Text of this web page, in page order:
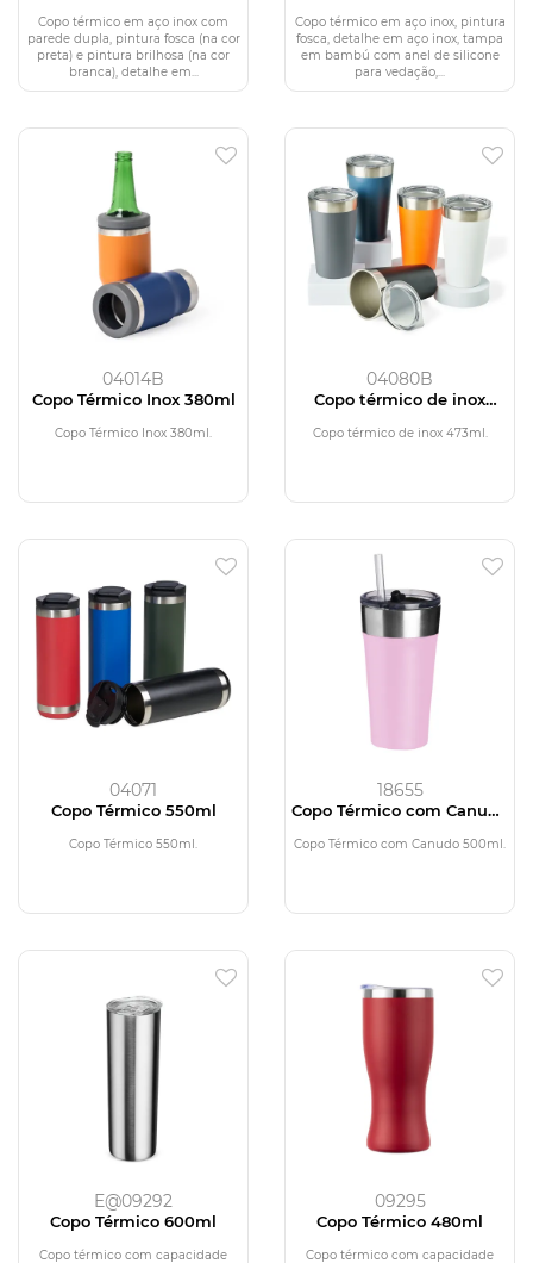
Copo térmico em aço inox com
parede dupla, pintura fosca (na cor
preta) e pintura brilhosa (na cor
branca), detalhe em...
Copo térmico em aço inox, pintura
fosca, detalhe em aço inox, tampa
em bambú com anel de silicone
para vedação,...
04014B
Copo Térmico Inox 380ml
Copo Térmico Inox 380ml.
04080B
Copo térmico de inox
Copo térmico de inox 473ml.
04071
Copo Térmico 550ml
Copo Térmico 550ml.
18655
Copo Térmico com Canudo
Copo Térmico com Canudo 500ml.
E@09292
Copo Térmico 600ml
Copo térmico com capacidade
09295
Copo Térmico 480ml
Copo térmico com capacidade